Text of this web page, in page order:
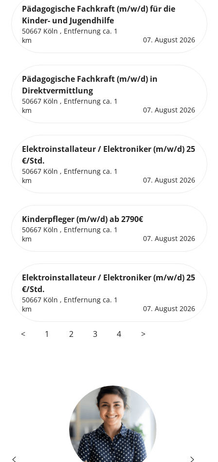
Pädagogische Fachkraft (m/w/d) für die
Kinder- und Jugendhilfe
50667 Köln , Entfernung ca. 1
km
07. August 2026
Pädagogische Fachkraft (m/w/d) in
Direktvermittlung
50667 Köln , Entfernung ca. 1
km
07. August 2026
Elektroinstallateur / Elektroniker (m/w/d) 25
€/Std.
50667 Köln , Entfernung ca. 1
km
07. August 2026
Kinderpfleger (m/w/d) ab 2790€
50667 Köln , Entfernung ca. 1
km
07. August 2026
Elektroinstallateur / Elektroniker (m/w/d) 25
€/Std.
50667 Köln , Entfernung ca. 1
km
07. August 2026
< 1 2 3 4 >